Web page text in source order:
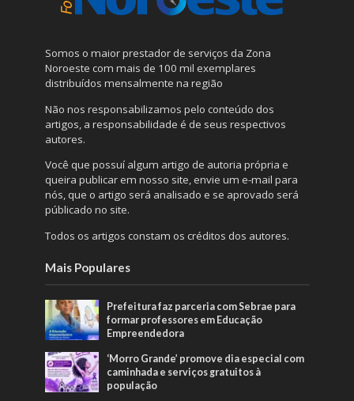
Somos o maior prestador de serviços da Zona
Noroeste com mais de 100 mil exemplares
distribuídos mensalmente na região
Não nos responsabilizamos pelo conteúdo dos
artigos, a responsabilidade é de seus respectivos
autores.
Você que possuí algum artigo de autoria própria e
queira publicar em nosso site, envie um e-mail para
nós, que o artigo será analisado e se aprovado será
públicado no site.
Todos os artigos constam os créditos dos autores.
Mais Populares
Prefeitura faz parceria com Sebrae para
formar professores em Educação
Empreendedora
‘Morro Grande’ promove dia especial com
caminhada e serviços gratuitos à
população